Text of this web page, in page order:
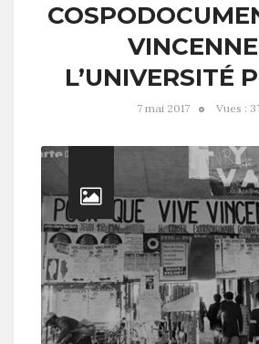
L’UNIVERSITÉ
7 mai 2017 Vues :